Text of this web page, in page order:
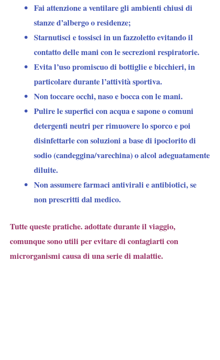
Fai attenzione a ventilare gli ambienti chiusi di
stanze d’albergo o residenze;
Starnutisci e tossisci in un fazzoletto evitando il
contatto delle mani con le secrezioni respiratorie.
Evita l’uso promiscuo di bottiglie e bicchieri, in
particolare durante l’attività sportiva.
Non toccare occhi, naso e bocca con le mani.
Pulire le superfici con acqua e sapone o comuni
detergenti neutri per rimuovere lo sporco e poi
disinfettarle con soluzioni a base di ipoclorito di
sodio (candeggina/varechina) o alcol adeguatamente
diluite.
Non assumere farmaci antivirali e antibiotici, se
non prescritti dal medico.
Tutte queste pratiche. adottate durante il viaggio,
comunque sono utili per evitare di contagiarti con
microrganismi causa di una serie di malattie.